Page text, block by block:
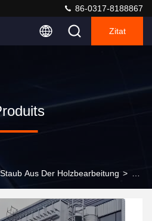
86-0317-8188867
Zitat
Aus Der Holzbearbeitung >